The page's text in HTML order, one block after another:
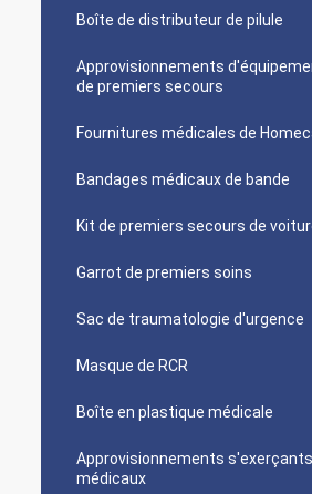
Boîte de distributeur de pilule
Approvisionnements
de premiers secours
Fournitures médicales de
Bandages médicaux de bande
Kit de premiers secours de
Garrot de premiers soins
Sac de traumatologie d'urgence
Masque de RCR
Boîte en plastique médicale
Approvisionnements s'exerçants
médicaux